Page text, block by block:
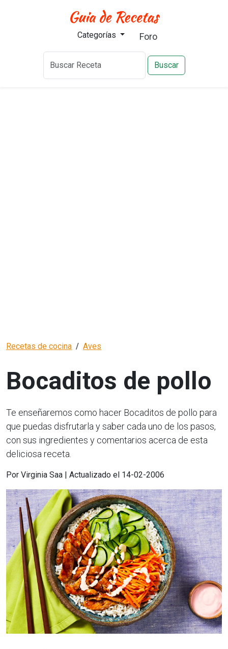
Categorías Foro
Buscar
Recetas de cocina Aves
Bocaditos de pollo
Te enseñaremos como hacer Bocaditos de pollo para
que puedas disfrutarla y saber cada uno de los pasos,
con sus ingredientes y comentarios acerca de esta
deliciosa receta.
Por Virginia Saa | Actualizado el 14-02-2006